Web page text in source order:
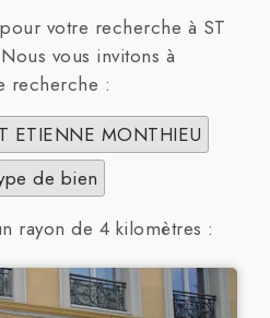
votre recherche à ST
vous invitons à
recherche :
ETIENNE MONTHIEU
de bien
rayon de 4 kilomètres :